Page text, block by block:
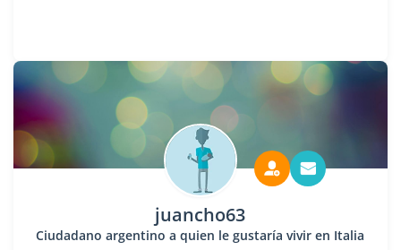
juancho63
Ciudadano argentino a quien le gustaría vivir en Italia